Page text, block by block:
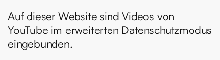
Auf dieser Website sind Videos von
YouTube im erweiterten Datenschutzmodus
eingebunden.